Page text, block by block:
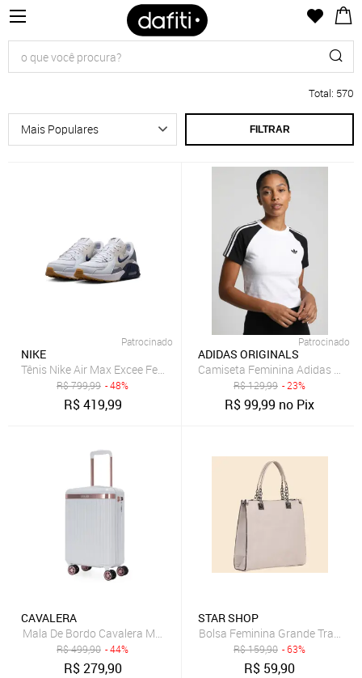
Total: 570
FILTRAR
Patrocinado
NIKE
Tênis Nike Air Max Excee Feminino
R$799,99 - 48%
R$419,99
Patrocinado
ADIDAS ORIGINALS
Camiseta Feminina Adidas
R$129,99 - 23%
R$99,99 no Pix
CAVALERA
Mala De Bordo Cavalera Média Resistente Viagem P Casual
R$499,90 - 44%
R$279,90
STAR SHOP
Bolsa Feminina Grande
R$159,90 - 63%
R$ 59,90